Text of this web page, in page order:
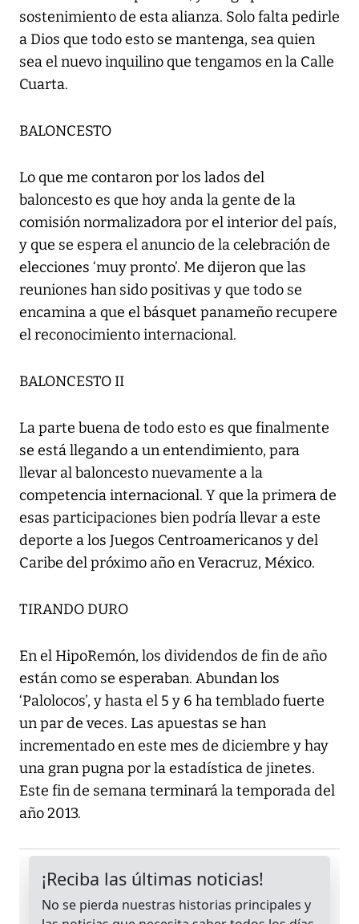
sostenimiento de esta alianza. Solo falta pedirle
a Dios que todo esto se mantenga, sea quien
sea el nuevo inquilino que tengamos en la Calle
Cuarta.
BALONCESTO
Lo que me contaron por los lados del
baloncesto es que hoy anda la gente de la
comisión normalizadora por el interior del país,
y que se espera el anuncio de la celebración de
elecciones ‘muy pronto’. Me dijeron que las
reuniones han sido positivas y que todo se
encamina a que el básquet panameño recupere
el reconocimiento internacional.
BALONCESTO II
La parte buena de todo esto es que finalmente
se está llegando a un entendimiento, para
llevar al baloncesto nuevamente a la
competencia internacional. Y que la primera de
esas participaciones bien podría llevar a este
deporte a los Juegos Centroamericanos y del
Caribe del próximo año en Veracruz, México.
TIRANDO DURO
En el HipoRemón, los dividendos de fin de año
están como se esperaban. Abundan los
‘Palolocos’, y hasta el 5 y 6 ha temblado fuerte
un par de veces. Las apuestas se han
incrementado en este mes de diciembre y hay
una gran pugna por la estadística de jinetes.
Este fin de semana terminará la temporada del
año 2013.